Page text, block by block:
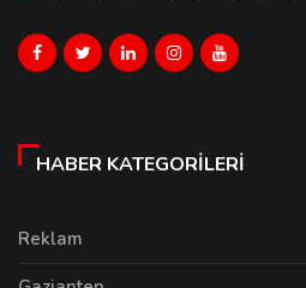
HABER KATEGORILERI
Reklam